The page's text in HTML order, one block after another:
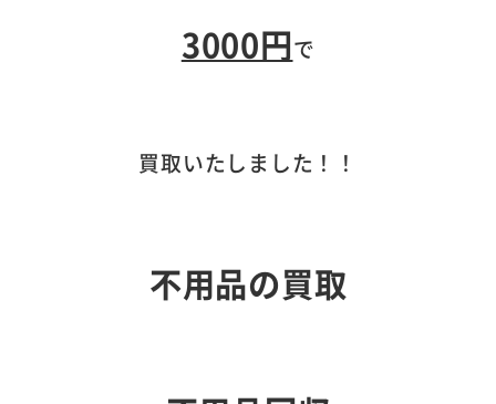
3000円で
買取いたしました！！
不用品の買取